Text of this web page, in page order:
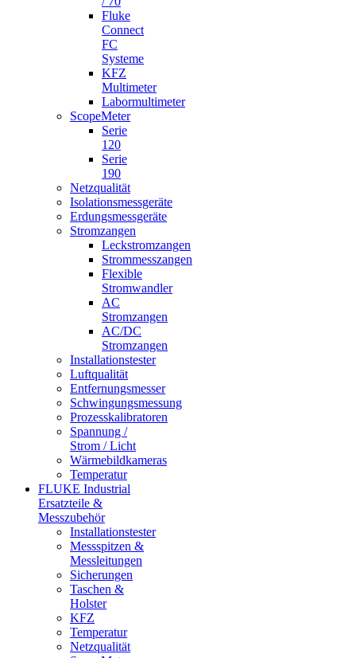
Fluke
Connect
FC
Systeme
KFZ
Multimeter
Labormultimeter
ScopeMeter
Serie
120
Serie
190
Netzqualität
Isolationsmessgeräte
Erdungsmessgeräte
Stromzangen
Leckstromzangen
Strommesszangen
Flexible
Stromwandler
AC
Stromzangen
AC/DC
Stromzangen
Installationstester
Luftqualität
Entfernungsmesser
Schwingungsmessung
Prozesskalibratoren
Spannung /
Strom / Licht
Wärmebildkameras
Temperatur
FLUKE Industrial
Ersatzteile &
Messzubehör
Installationstester
Messspitzen &
Messleitungen
Sicherungen
Taschen &
Holster
KFZ
Temperatur
Netzqualität